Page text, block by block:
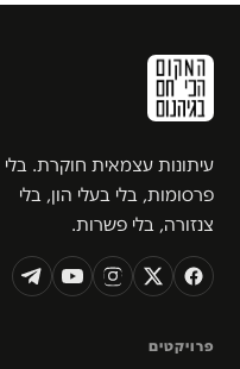
עיתונות עצמאית חוקרת. בלי
פרסומות, בלי בעלי הון, בלי
צנזורה, בלי פשרות.
פרויקטים